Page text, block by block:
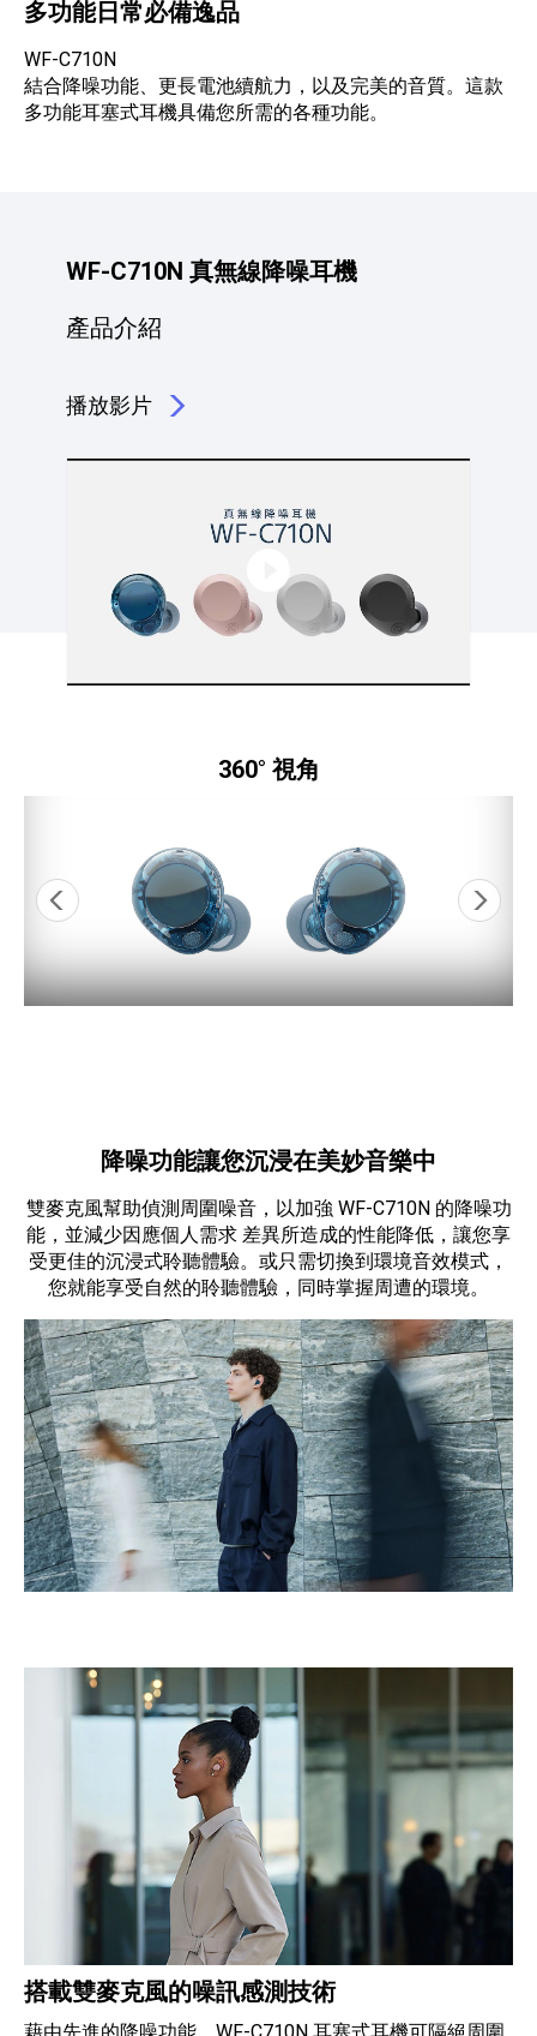
多功能日常必備逸品
WF-C710N
結合降噪功能、更長電池續航力，以及完美的音質。這款
多功能耳塞式耳機具備您所需的各種功能。
WF-C710N 真無線降噪耳機
產品介紹
播放影片
360° 視角
藍色WF-C710N耳機，360° 視角
藍色WF-C710N耳機，360° 視角
藍色WF-C710N耳機，360°
藍色WF-C710N耳機，
藍色WF-C710N耳
藍色WF-
降噪功能讓您沉浸在美妙音樂中
雙麥克風幫助偵測周圍噪音，以加強 WF-C710N 的降噪功
能，並減少因應個人需求 差異所造成的性能降低，讓您享
受更佳的沉浸式聆聽體驗。或只需切換到環境音效模式，
您就能享受自然的聆聽體驗，同時掌握周遭的環境。
搭載雙麥克風的噪訊感測技術